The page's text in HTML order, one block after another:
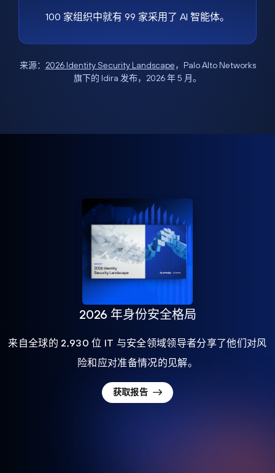
100 家组织中就有 99 家采用了 AI 智能体。
来源： 2026 Identity Security Landscape，Palo Alto Networks
旗下的 Idira 发布，2026 年 5 月。
2026 年身份安全格局
来自全球的 2,930 位 IT 与安全领域领导者分享了他们对风
险和应对准备情况的见解。
获取报告